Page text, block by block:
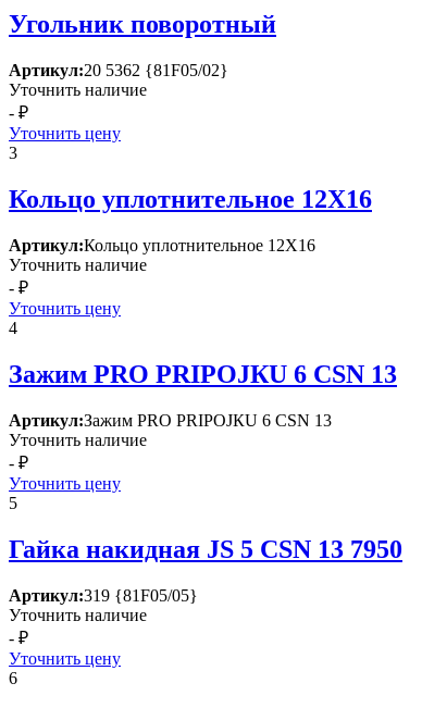
Угольник поворотный
Артикул:20 5362 {81F05/02}
Уточнить наличие
- ₽
Уточнить цену
3
Кольцо уплотнительное 12Х16
Артикул:Кольцо уплотнительное 12Х16
Уточнить наличие
- ₽
Уточнить цену
4
Зажим РRО РRIРОJКU 6 СSN 13
Артикул:Зажим РRО РRIРОJКU 6 СSN 13
Уточнить наличие
- ₽
Уточнить цену
5
Гайка накидная JS 5 СSN 13 7950
Артикул:319 {81F05/05}
Уточнить наличие
- ₽
Уточнить цену
6